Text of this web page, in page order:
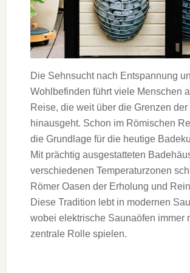
Die Sehnsucht nach Entspannung
Wohlbefinden führt viele Menschen
Reise, die weit über die Grenzen der
hinausgeht. Schon im Römischen
die Grundlage für die heutige
Mit prächtig ausgestatteten
verschiedenen Temperaturzonen
Römer Oasen der Erholung und
Diese Tradition lebt in modernen
wobei elektrische Saunaöfen immer
zentrale Rolle spielen.